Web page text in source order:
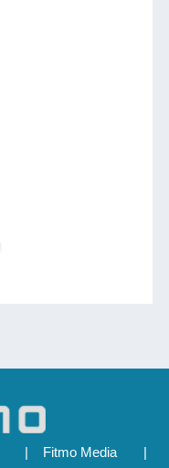
Fitmo Media